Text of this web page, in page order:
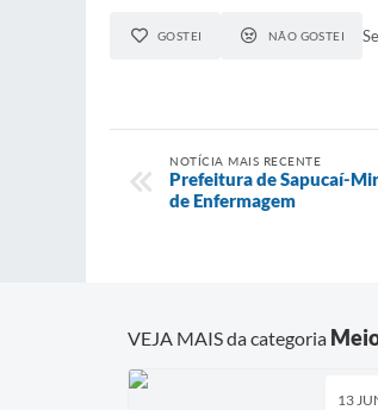
GOSTEI NÃO GOSTEI
NOTÍCIA MAIS RECENTE
Prefeitura de Sapucaí-
de Enfermagem
VEJA MAIS da categoria
13